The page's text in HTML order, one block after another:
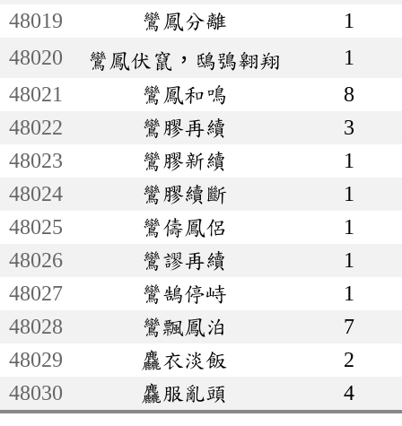
48019
鸞鳳分離
1
48020
鸞鳳伏竄，鴟鴞翱翔
1
48021
鸞鳳和鳴
8
48022
鸞膠再續
3
48023
鸞膠新續
1
48024
鸞膠續斷
1
48025
鸞儔鳳侶
1
48026
鸞謬再續
1
48027
鸞鵠停峙
1
48028
鸞飄鳳泊
7
48029
麤衣淡飯
2
48030
麤服亂頭 4